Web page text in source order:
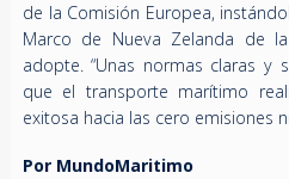
de la Comisión Europea,
Marco de Nueva Zelanda de
adopte. “Unas normas claras y
que el transporte marítimo
exitosa hacia las cero emisiones
Por MundoMaritimo